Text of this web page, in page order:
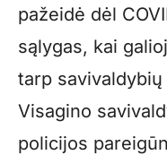
pažeidė dėl
sąlygas, kai
tarp
Visagino
policijos